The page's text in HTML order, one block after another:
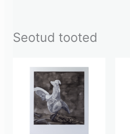
Seotud tooted